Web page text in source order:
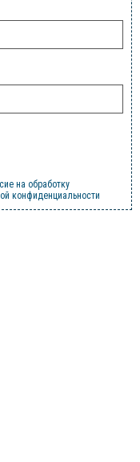
на обработку
конфиденциальности